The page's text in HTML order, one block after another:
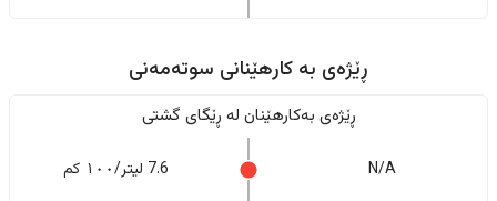
ڕێژەى به کارهێنانی سوتەمەنی
ڕێژەى بەکارهێنان له ڕێگای گشتی
N/A 7.6 لیتر/١٠٠ کم